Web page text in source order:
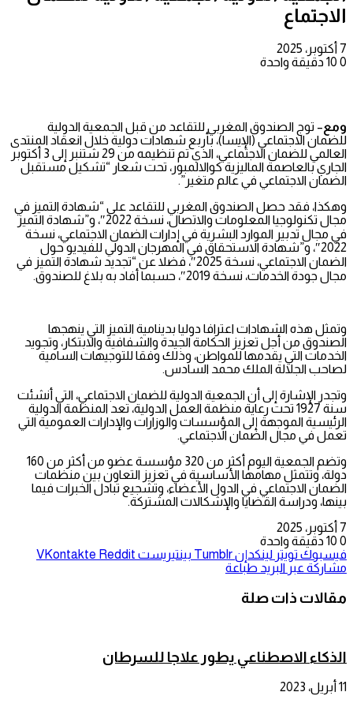
الاجتماع
7 أكتوبر، 2025
0
دقيقة واحدة
ومع– توج الصندوق المغربي للتقاعد من قبل الجمعية الدولية
للضمان الاجتماعي (الإيسا)، بأربع شهادات دولية خلال انعقاد المنتدى
العالمي للضمان الاجتماعي، الذي تم تنظيمه من 29 شتنبر إلى 3 أكتوبر
الجاري بالعاصمة الماليزية كوالالمبور، تحت شعار “تشكيل مستقبل
الضمان الاجتماعي في عالم متغير”.
وهكذا، فقد حصل الصندوق المغربي للتقاعد على “شهادة التميز في
مجال تكنولوجيا المعلومات والاتصال، نسخة 2022″، و”شهادة التميز
في مجال تدبير الموارد البشرية في إدارات الضمان الاجتماعي، نسخة
2022″، و”شهادة الاستحقاق في المهرجان الدولي للفيديو حول
الضمان الاجتماعي، نسخة 2025″، فضلا عن “تجديد شهادة التميز في
مجال جودة الخدمات، نسخة 2019″، حسبما أفاد به بلاغ للصندوق.
وتمثل هذه الشهادات اعترافا دوليا بدينامية التميز التي ينهجها
الصندوق من أجل تعزيز الحكامة الجيدة والشفافية والابتكار، وتجويد
الخدمات التي يقدمها للمواطن، وذلك وفقا للتوجيهات السامية
لصاحب الجلالة الملك محمد السادس.
وتجدر الإشارة إلى أن الجمعية الدولية للضمان الاجتماعي، التي أنشئت
سنة 1927 تحت رعاية منظمة العمل الدولية، تعد المنظمة الدولية
الرئيسية الموجهة إلى المؤسسات والوزارات والإدارات العمومية التي
تعمل في مجال الضمان الاجتماعي.
وتضم الجمعية اليوم أكثر من 320 مؤسسة عضو من أكثر من 160
دولة، وتتمثل مهامها الأساسية في تعزيز التعاون بين منظمات
الضمان الاجتماعي في الدول الأعضاء، وتشجيع تبادل الخبرات فيما
بينها، ودراسة القضايا والإشكالات المشتركة.
7 أكتوبر، 2025
0
دقيقة واحدة
فيسبوك تويتر لينكدإن بينتيريست
مشاركة عبر البريد طباعة
مقالات ذات صلة
الذكاء الاصطناعي يطور علاجا للسرطان
11 أبريل، 2023